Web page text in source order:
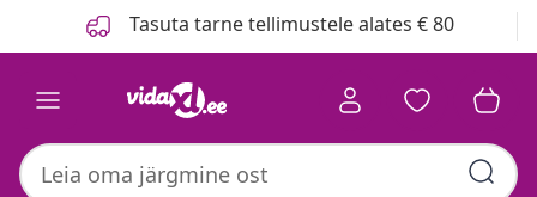
Tasuta tarne tellimustele alates € 80